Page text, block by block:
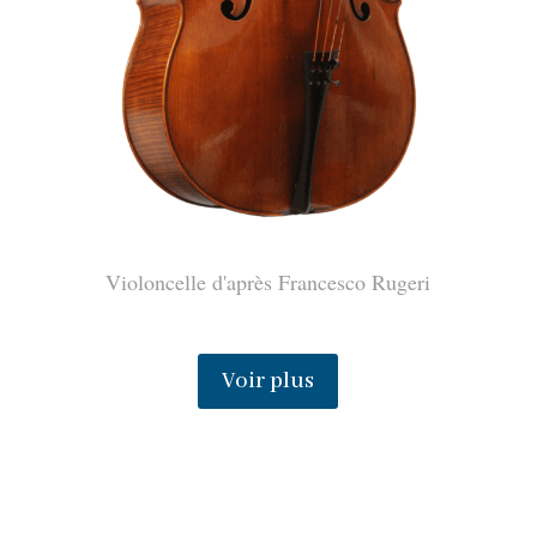
Violoncelle d'après Francesco Rugeri
Voir plus